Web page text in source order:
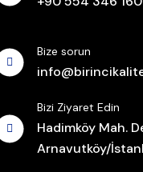
Bize sorun
Bizi Ziyaret Edin
Hadimköy Mah.
Arnavutköy/